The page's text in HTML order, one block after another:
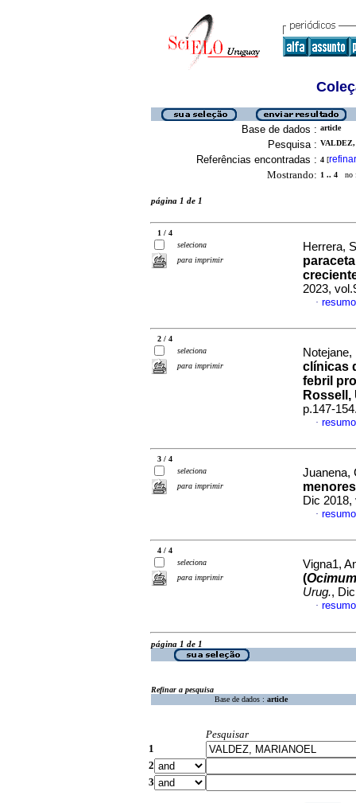
Base de dados : article
Pesquisa :
Referências encontradas : 4 [refinar
Mostrando: 1 .. 4 no
página 1 de 1
1 / 4
seleciona
para imprimir
Herrera,
2023,
·
2 / 4
seleciona
para imprimir
clínicas
febril
Rossell,
p.147-
·
3 / 4
seleciona
para imprimir
Juanena,
Dic 2018,
·
4 / 4
seleciona
para imprimir
Vigna1,
(
Urug.,
·
página 1 de 1
Refinar a pesquisa
Base de dados : article
Pesquisar
1
2
3